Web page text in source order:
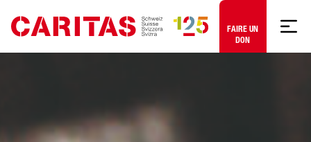
Aller au contenu
FAIRE UN
DON